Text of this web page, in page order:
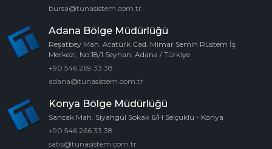
bursa@tunasistem.com.tr
Adana Bölge Müdürlüğü
Reşatbey Mah. Atatürk Cad. Mimar Semih Rüstem İş
Merkezi, No:18/1 Seyhan, Adana / Türkiye
+90 546 269 33 38
adana@tunasistem.com.tr
Konya Bölge Müdürlüğü
Sancak Mah. Siyahgül Sokak 6/H Selçuklu - Konya
+90 546 266 33 38
satis@tunasistem.com.tr